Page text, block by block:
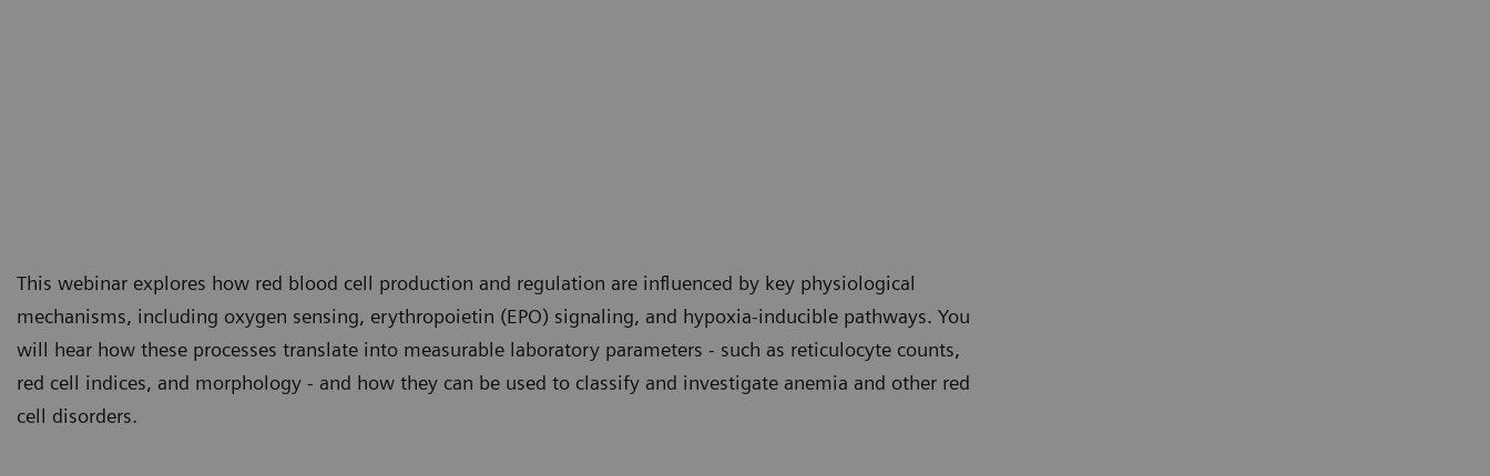
This webinar explores how red blood cell production and regulation are influenced by key physiological
mechanisms, including oxygen sensing, erythropoietin (EPO) signaling, and hypoxia-inducible pathways. You
will hear how these processes translate into measurable laboratory parameters - such as reticulocyte counts,
red cell indices, and morphology - and how they can be used to classify and investigate anemia and other red
cell disorders.